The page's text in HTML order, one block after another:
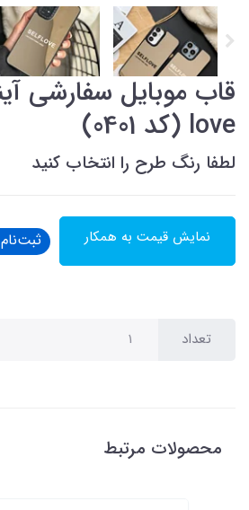
love (کد 0401)
لطفا رنگ طرح را انتخاب کنید
نمایش قیمت به همکار ثبت‌نام
تعداد
محصولات مرتبط